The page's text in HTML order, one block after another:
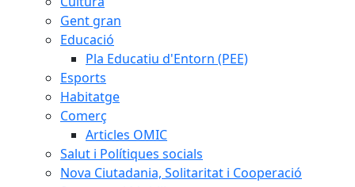
Gent gran
Educació
Pla Educatiu d'Entorn (PEE)
Esports
Habitatge
Comerç
Articles OMIC
Salut i Polítiques socials
Nova Ciutadania, Solitaritat i Cooperació